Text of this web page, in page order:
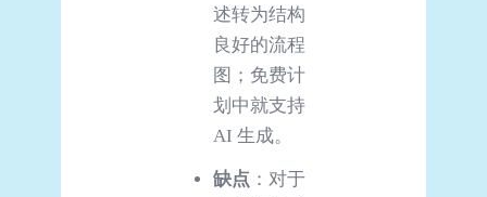
述转为结构
良好的流程
图；免费计
划中就支持
AI 生成。
缺点 ：对于